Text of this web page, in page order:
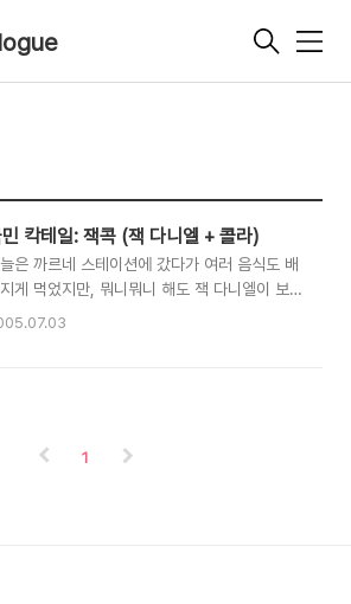
메
칵테일: 잭콕 (잭 다니엘 + 콜라)
은 까르네 스테이션에 갔다가 여러 음식도 배
게 먹었지만, 뭐니뭐니 해도 잭 다니엘이 보이
넷이서 즉석에서 잭콕을 무쟈게 만들어먹었
1